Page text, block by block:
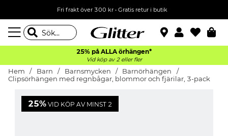
Fri frakt över 300 kr• Gratis retur i butik
25% på ALLA örhängen*
Vid köp av 2 eller fler
Hem Barn Barnsmycken
Barnörhängen
Clipsörhängen med regnbågar, blommor och fjärilar, 3-pack
25% VID KÖP AV MINST 2